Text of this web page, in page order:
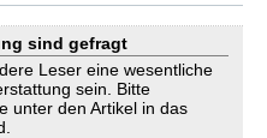
sind gefragt
Leser eine wesentliche
sein. Bitte
unter den Artikel in das